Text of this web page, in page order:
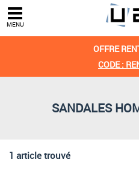
MENU
OFFRE
CODE :
SANDALES
1 article trouvé
Trier par
Derniers arrivages
Meilleures remises